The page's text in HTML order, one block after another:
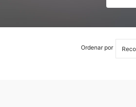
Ordenar por